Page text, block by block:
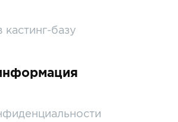
кастинг-базу